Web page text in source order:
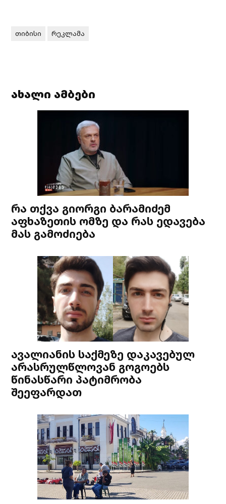
თიბისი რეკლამა
ახალი ამბები
რა თქვა გიორგი ბარამიძემ
აფხაზეთის ომზე და რას ედავება
მას გამოძიება
ავალიანის საქმეზე დაკავებულ
არასრულწლოვან გოგოებს
წინასწარი პატიმრობა
შეეფარდათ